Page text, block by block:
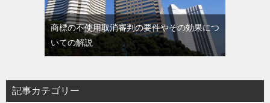
商標の不使用取消審判の要件やその効果につ
いての解説
記事カテゴリー